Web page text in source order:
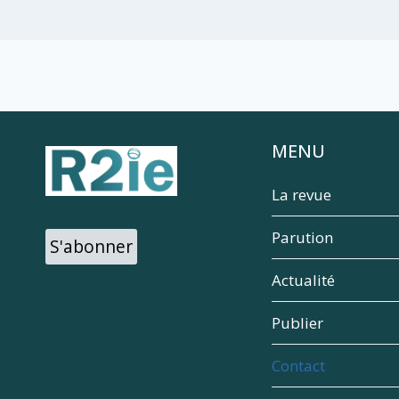
S'abonner
MENU
La revue
Parution
Actualité
Publier
Contact